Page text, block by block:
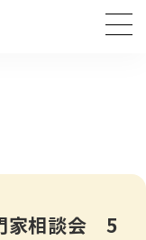
家相談会 5